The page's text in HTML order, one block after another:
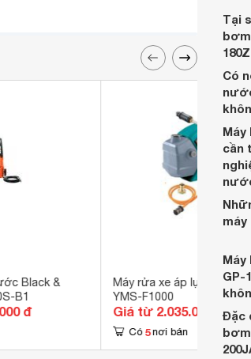
Black &
B1
đ
Máy rửa xe áp lực cao
YMS-F1000
Giá từ 2.035.000 đ
Có 5 nơi bán
kỹ
Tại
Có
cần
GP-
Đặc